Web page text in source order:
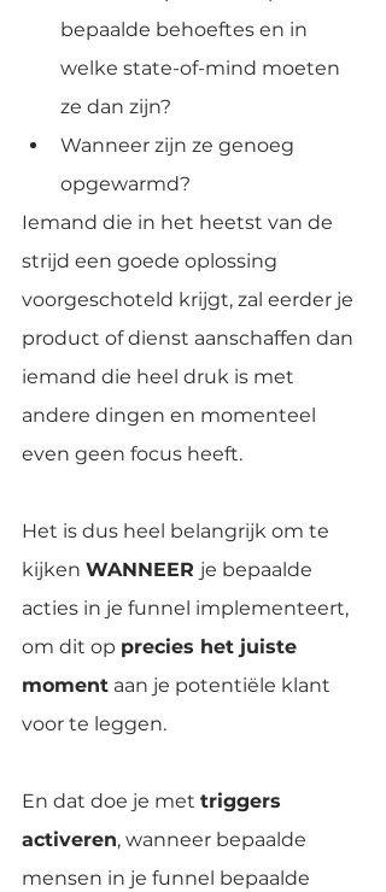
bepaalde behoeftes en in
welke state-of-mind moeten
ze dan zijn?
Wanneer zijn ze genoeg
opgewarmd?
Iemand die in het heetst van de
strijd een goede oplossing
voorgeschoteld krijgt, zal eerder je
product of dienst aanschaffen dan
iemand die heel druk is met
andere dingen en momenteel
even geen focus heeft.
Het is dus heel belangrijk om te
kijken WANNEER je bepaalde
acties in je funnel implementeert,
om dit op precies het juiste
moment aan je potentiële klant
voor te leggen.
En dat doe je met triggers
activeren, wanneer bepaalde
mensen in je funnel bepaalde